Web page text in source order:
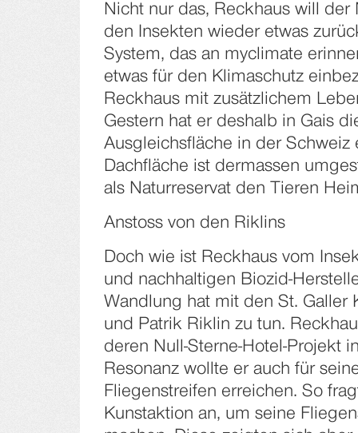
Nicht nur das, Reckhaus will
den Insekten wieder etwas
System, das an myclimate
etwas für den Klimaschutz
Reckhaus mit zusätzlichem
Gestern hat er deshalb in Gais
Ausgleichsfläche in der Schweiz
Dachfläche ist dermassen
als Naturreservat den Tieren
Anstoss von den Riklins
Doch wie ist Reckhaus vom
und nachhaltigen Biozid-
Wandlung hat mit den St. Galler
und Patrik Riklin zu tun.
deren Null-Sterne-Hotel-Projekt
Resonanz wollte er auch für
Fliegenstreifen erreichen. So
Kunstaktion an, um seine